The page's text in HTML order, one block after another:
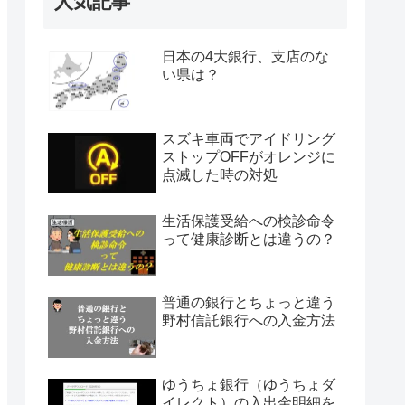
日本の4大銀行、支店のな
い県は？
スズキ車両でアイドリング
ストップOFFがオレンジに
点滅した時の対処
生活保護受給への検診命令
って健康診断とは違うの？
普通の銀行とちょっと違う
野村信託銀行への入金方法
ゆうちょ銀行（ゆうちょダ